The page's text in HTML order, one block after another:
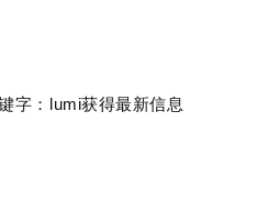
字：lumi获得最新信息